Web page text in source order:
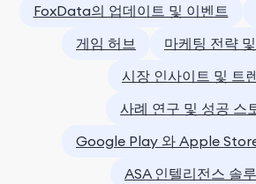
FoxData의 업데이트 및 이벤트
게임 허브
마케팅 전략
시장 인사이트 및 트
사례 연구 및 성공 스
Google Play 와 Apple
ASA 인텔리전스 솔